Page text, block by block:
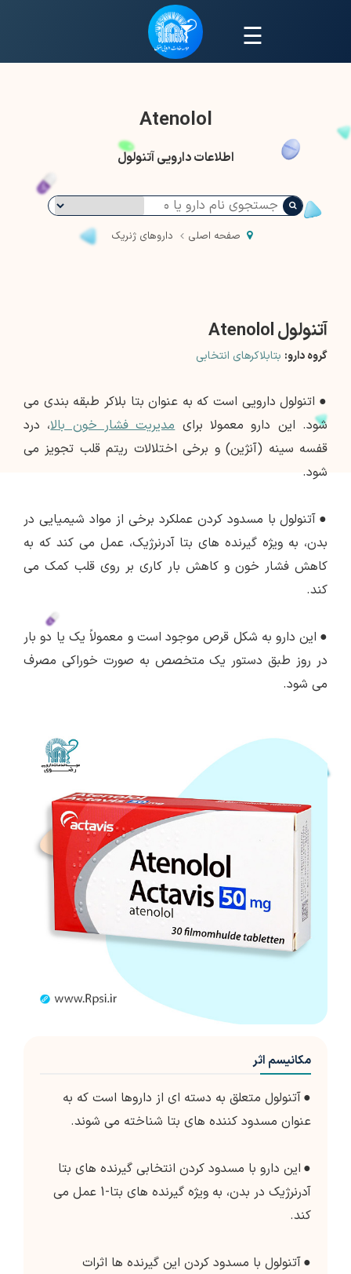
☰
Atenolol
اطلاعات دارویی آتنولول
صفحه اصلی داروهای ژنریک
آتنولول Atenolol
گروه دارو: بتابلاکرهای انتخابی
● اتنولول دارویی است که به عنوان بتا بلاکر طبقه بندی می
شود. این دارو معمولا برایمدیریت فشار خون بالا، درد
قفسه سینه (آنژین) و برخی اختلالات ریتم قلب تجویز می
شود.
● آتنولول با مسدود کردن عملکرد برخی از مواد شیمیایی در
بدن، به ویژه گیرنده های بتا آدرنرژیک، عمل می کند که به
کاهش فشار خون و کاهش بار کاری بر روی قلب کمک می
کند.
● این دارو به شکل قرص موجود است و معمولاً یک یا دو بار
در روز طبق دستور یک متخصص به صورت خوراکی مصرف
می شود.
مکانیسم اثر
●آتنولول متعلق به دسته ای از داروها است که به
عنوان مسدود کننده های بتا شناخته می شوند.
● این دارو با مسدود کردن انتخابی گیرنده های بتا
آدرنرژیک در بدن، به ویژه گیرنده های بتا-1 عمل می
کند.
●آتنولول با مسدود کردن این گیرنده ها اثرات